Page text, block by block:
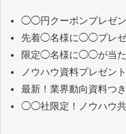
◯◯円クーポンプレゼン
先着◯名様に◯◯プレゼ
限定◯名様に◯◯が当た
ノウハウ資料プレゼント
最新！業界動向資料つき
◯◯社限定！ノウハウ